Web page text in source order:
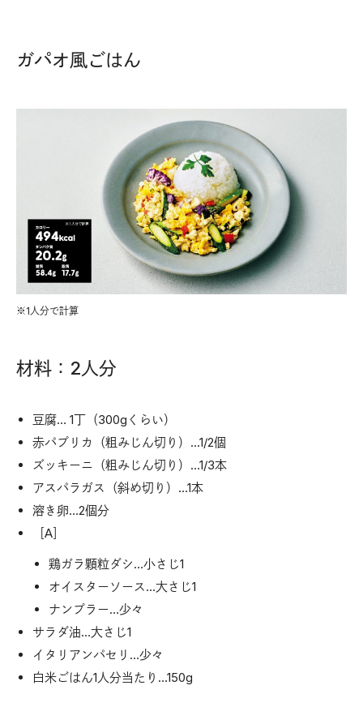
ガパオ風ごはん
※1人分で計算
材料：2人分
豆腐… 1丁（300gくらい）
赤パプリカ（粗みじん切り）…1/2個
ズッキーニ（粗みじん切り）…1/3本
アスパラガス（斜め切り）…1本
溶き卵…2個分
［A］
鶏ガラ顆粒ダシ…小さじ1
オイスターソース…大さじ1
ナンプラー…少々
サラダ油…大さじ1
イタリアンパセリ…少々
白米ごはん1人分当たり…150g